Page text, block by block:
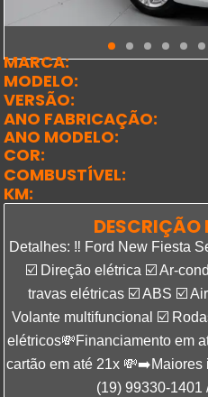
MARCA:
MODELO:
VERSÃO:
ANO FABRICAÇÃO:
ANO MODELO:
COR:
COMBUSTÍVEL:
KM:
DESCRIÇÃO
Detalhes: ‼️ Ford New Fiesta
☑️ Direção elétrica ☑️ Ar-
travas elétricas ☑️ ABS ☑️
Volante multifuncional ☑️
elétricos💸Financiamento em
cartão em até 21x
(19) 99330-1401